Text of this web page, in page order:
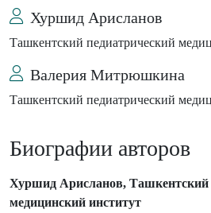
Хуршид Арисланов
Ташкентский педиатрический
Валерия Митрюшкина
Ташкентский педиатрический
Биографии авторов
Хуршид Арисланов, Ташкентский
медицинский институт